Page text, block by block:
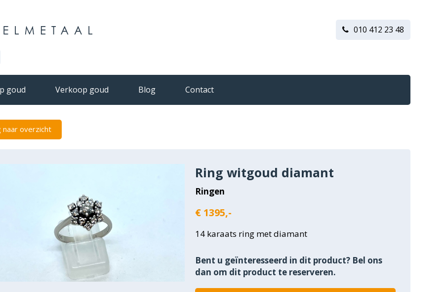
010 412 23 48
goud Verkoop goud Blog Contact
naar overzicht
Ring witgoud diamant
Ringen
€ 1395,-
14 karaats ring met diamant
Bent u geïnteresseerd in dit product? Bel ons
dan om dit product te reserveren.